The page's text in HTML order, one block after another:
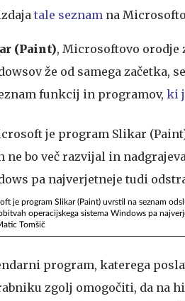
tale seznam na
(Paint), Microsoftovo orodje
že od samega začetka,
funkcij in programov, ki
je program Slikar (Paint) uvrstil na seznam
operacijskega sistema Windows pa
Tomšič
program, katerega
zgolj omogočiti, da na